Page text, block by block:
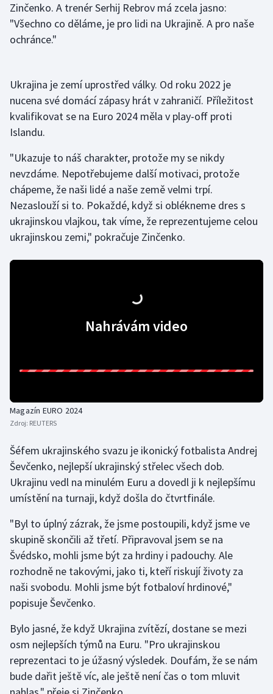
Krasobruslení
Lyže a snowboard
Moderní pětiboj
Motorsport
Olympijské hry
Parasport
Plavání
Short track
Sportovní střelba
Stolní tenis
Triatlon
Veslování
Vodní slalom
Volejbal
Ostatní
Zinčenko. A trenér Serhij Rebrov má zcela jasno:
"Všechno co děláme, je pro lidi na Ukrajině. A pro naše
ochránce."
Ukrajina je zemí uprostřed války. Od roku 2022 je
nucena své domácí zápasy hrát v zahraničí. Příležitost
kvalifikovat se na Euro 2024 měla v play-off proti
Islandu.
"Ukazuje to náš charakter, protože my se nikdy
nevzdáme. Nepotřebujeme další motivaci, protože
chápeme, že naši lidé a naše země velmi trpí.
Nezaslouží si to. Pokaždé, když si oblékneme dres s
ukrajinskou vlajkou, tak víme, že reprezentujeme celou
ukrajinskou zemi," pokračuje Zinčenko.
Nahrávám video
Magazín EURO 2024
Zdroj: REUTERS
Šéfem ukrajinského svazu je ikonický fotbalista Andrej
Ševčenko, nejlepší ukrajinský střelec všech dob.
Ukrajinu vedl na minulém Euru a dovedl ji k nejlepšímu
umístění na turnaji, když došla do čtvrtfinále.
"Byl to úplný zázrak, že jsme postoupili, když jsme ve
skupině skončili až třetí. Připravoval jsem se na
Švédsko, mohli jsme být za hrdiny i padouchy. Ale
rozhodně ne takovými, jako ti, kteří riskují životy za
naši svobodu. Mohli jsme být fotbaloví hrdinové,"
popisuje Ševčenko.
Bylo jasné, že když Ukrajina zvítězí, dostane se mezi
osm nejlepších týmů na Euru. "Pro ukrajinskou
reprezentaci to je úžasný výsledek. Doufám, že se nám
bude dařit ještě víc, ale ještě není čas o tom mluvit